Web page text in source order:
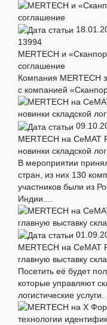
13994
MERTECH и
соглашение
Компания MERTECH
с компанией
MERTECH на CeMAT
новинки складской
В мероприятии
стран, из них 130
участников были из
Индии....
MERTECH на CeMAT
главную выставку
Посетить её будет
которые управляют
логистические услуги.